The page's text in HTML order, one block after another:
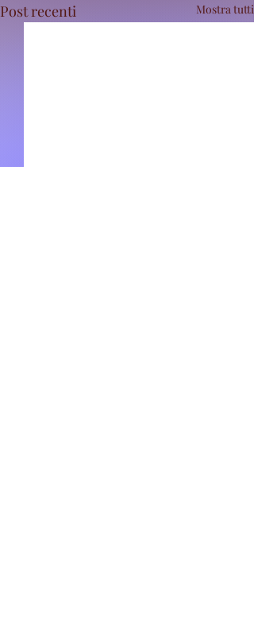
Post recenti Mostra tutti